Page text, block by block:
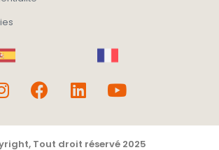
Tout droit réservé 2025